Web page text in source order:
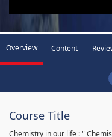
Overview Content
Course Title
Chemistry in our life : "